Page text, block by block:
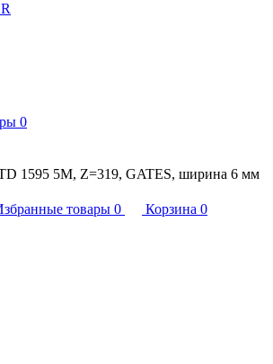
0
1595 5M, Z=319, GATES, ширина 6 мм
товары 0 Корзина 0